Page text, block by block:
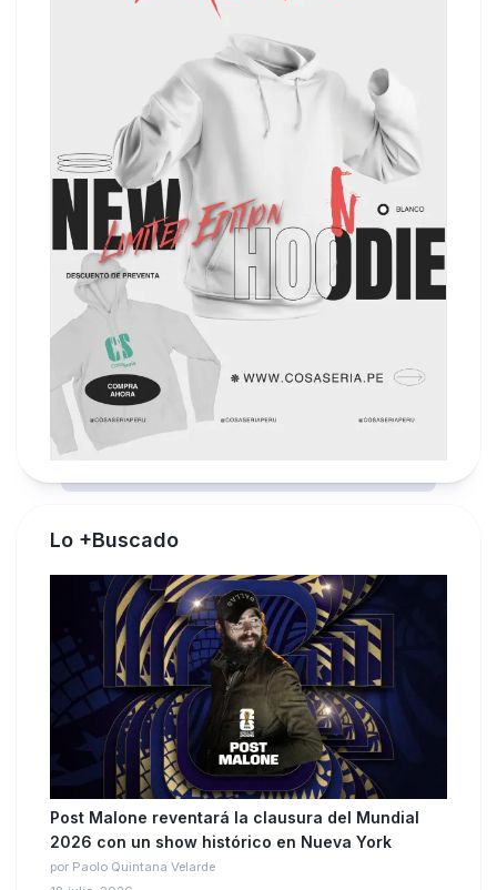
Lo +Buscado
Post Malone reventará la clausura del Mundial
2026 con un show histórico en Nueva York
por Paolo Quintana Velarde